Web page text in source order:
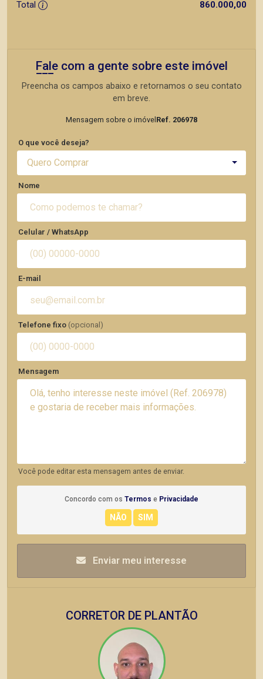
Total 860.000,00
Fale com a gente sobre este imóvel
Preencha os campos abaixo e retornamos o seu contato
em breve.
Mensagem sobre o imóvel Ref. 206978
O que você deseja?
Quero Comprar
Nome
Celular / WhatsApp
E-mail
Telefone fixo (opcional)
Mensagem
Você pode editar esta mensagem antes de enviar.
Concordo com os Termos e Privacidade
Enviar meu interesse
CORRETOR DE PLANTÃO